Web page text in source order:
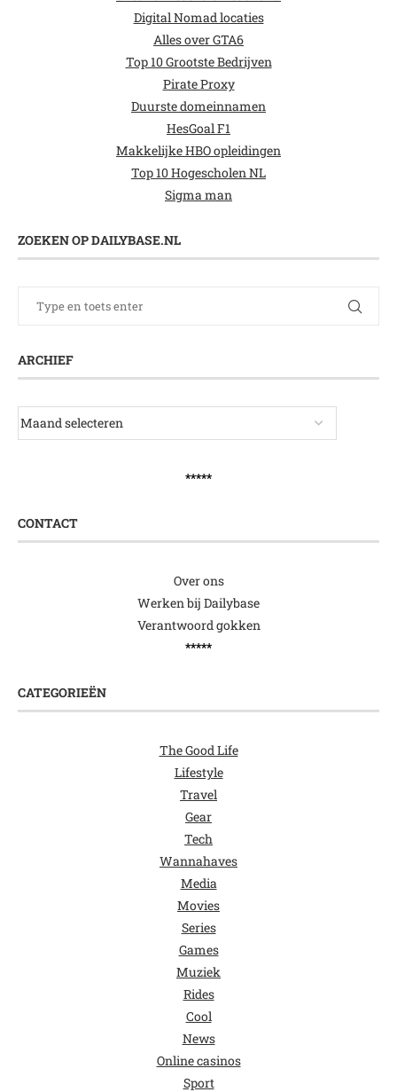
Digital Nomad locaties
Alles over GTA6
Top 10 Grootste Bedrijven
Pirate Proxy
Duurste domeinnamen
HesGoal F1
Makkelijke HBO opleidingen
Top 10 Hogescholen NL
Sigma man
ZOEKEN OP DAILYBASE.NL
ARCHIEF
*****
CONTACT
Over ons
Werken bij Dailybase
Verantwoord gokken
*****
CATEGORIEËN
The Good Life
Lifestyle
Travel
Gear
Tech
Wannahaves
Media
Movies
Series
Games
Muziek
Rides
Cool
News
Online casinos
Sport